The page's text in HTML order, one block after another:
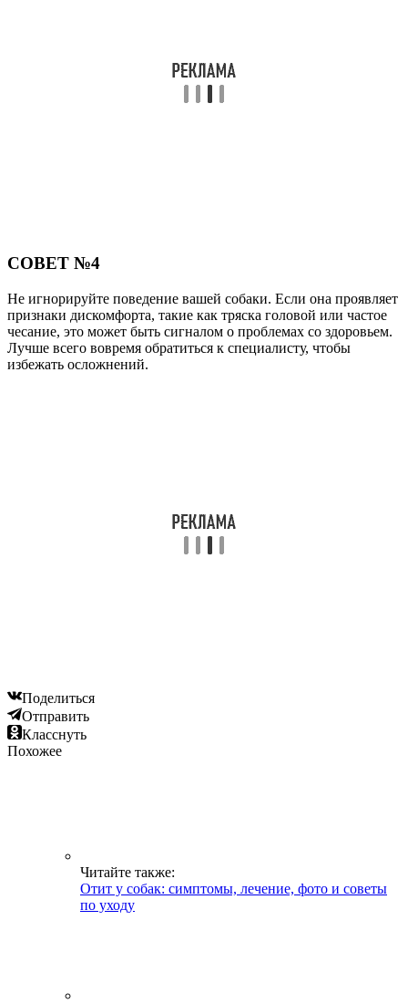
СОВЕТ №4
Не игнорируйте поведение вашей собаки. Если она проявляет
признаки дискомфорта, такие как тряска головой или частое
чесание, это может быть сигналом о проблемах со здоровьем.
Лучше всего вовремя обратиться к специалисту, чтобы
избежать осложнений.
Поделиться
Отправить
Класснуть
Похожее
Читайте также:
Отит у собак: симптомы, лечение, фото и советы
по уходу